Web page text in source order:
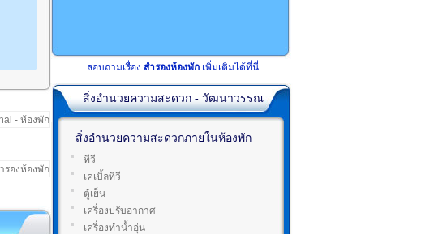
สอบถามเรื่อง สำรองห้องพัก เพิ่มเติมได้ที่นี่
สิ่งอำนวยความสะดวก - วัฒนาวรรณ
สิ่งอำนวยความสะดวกภายในห้องพัก
ทีวี
เคเบิ้ลทีวี
ตู้เย็น
เครื่องปรับอากาศ
เครื่องทำน้ำอุ่น